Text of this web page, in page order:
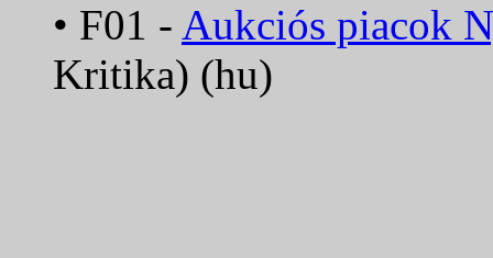
• F01 - Aukciós piacok
Kritika) (hu)